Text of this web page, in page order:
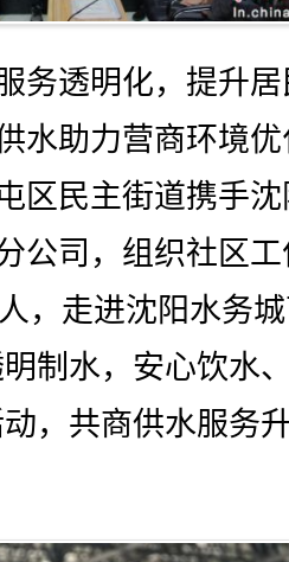
透明化，提升居
水助力营商环境
区民主街道携手
公司，组织社区
，走进沈阳水务
制水，安心饮水
，共商供水服务